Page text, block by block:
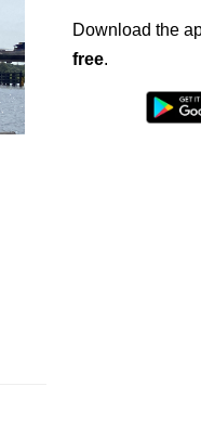
Download the
free.